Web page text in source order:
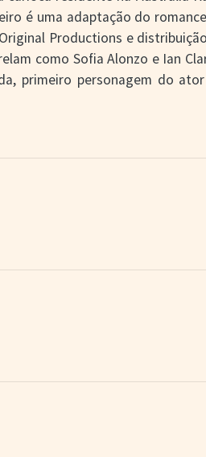
é uma adaptação do
Productions e
como Sofia Alonzo e Ian
primeiro personagem do
José dos Ausentes e São
, foi